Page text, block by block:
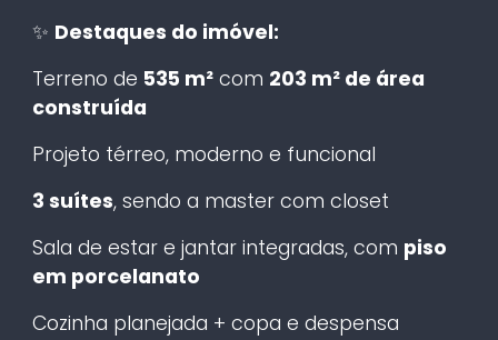
✨ Destaques do imóvel:
Terreno de 535 m² com 203 m² de área
construída
Projeto térreo, moderno e funcional
3 suítes, sendo a master com closet
Sala de estar e jantar integradas, com piso
em porcelanato
Cozinha planejada + copa e despensa